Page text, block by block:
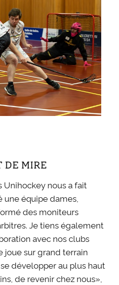
DE MIRE
Unihockey nous a fait
une équipe dames,
des moniteurs
Je tiens également
avec nos clubs
joue sur grand terrain
développer au plus haut
de revenir chez nous»,